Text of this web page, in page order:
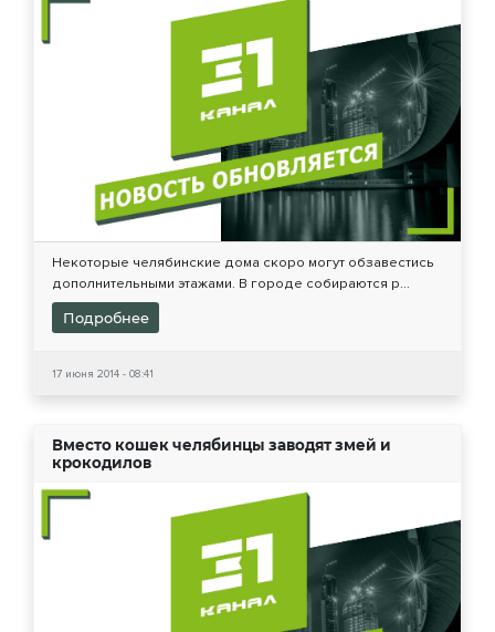
Некоторые челябинские дома скоро могут обзавестись
дополнительными этажами. В городе собираются р...
Подробнее
17 июня 2014 - 08:41
Вместо кошек челябинцы заводят змей и
крокодилов